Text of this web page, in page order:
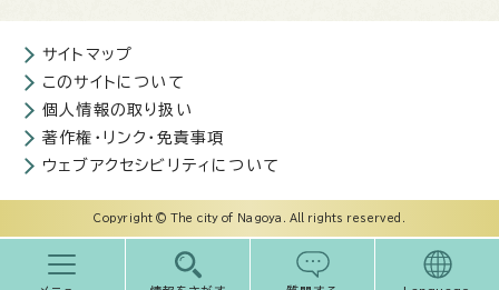
サイトマップ
このサイトについて
個人情報の取り扱い
著作権・リンク・免責事項
ウェブアクセシビリティについて
Copyright © The city of Nagoya. All rights reserved.